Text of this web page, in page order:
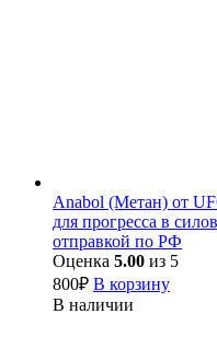
Anabol (Метан) от
для прогресса в
отправкой по РФ
Оценка 5.00 из 5
800₽ В корзину
В наличии